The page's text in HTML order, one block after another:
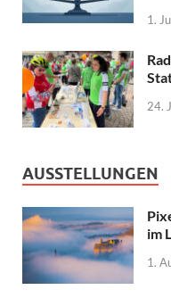
1.
24.
AUSSTELLUNGEN
im
1.